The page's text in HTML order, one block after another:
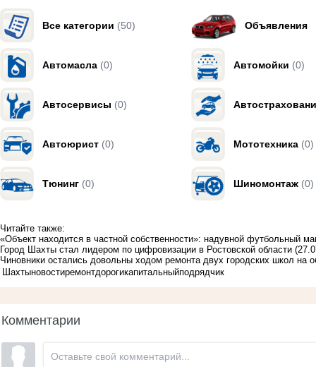
Все категории (50) Объявления
Автомасла (0) Автомойки (0)
Автосервисы (0)
Автоюрист (0) Мототехника (0)
Тюнинг (0) Шиномонтаж (0)
Читайте также:
«Объект находится в частной собственности»: надувной футбольный
Город Шахты стал лидером по цифровизации в Ростовской области
Чиновники остались довольны ходом ремонта двух городских школ
Шахтыновостиремонтдорогикапитальныйподрядчик
Комментарии